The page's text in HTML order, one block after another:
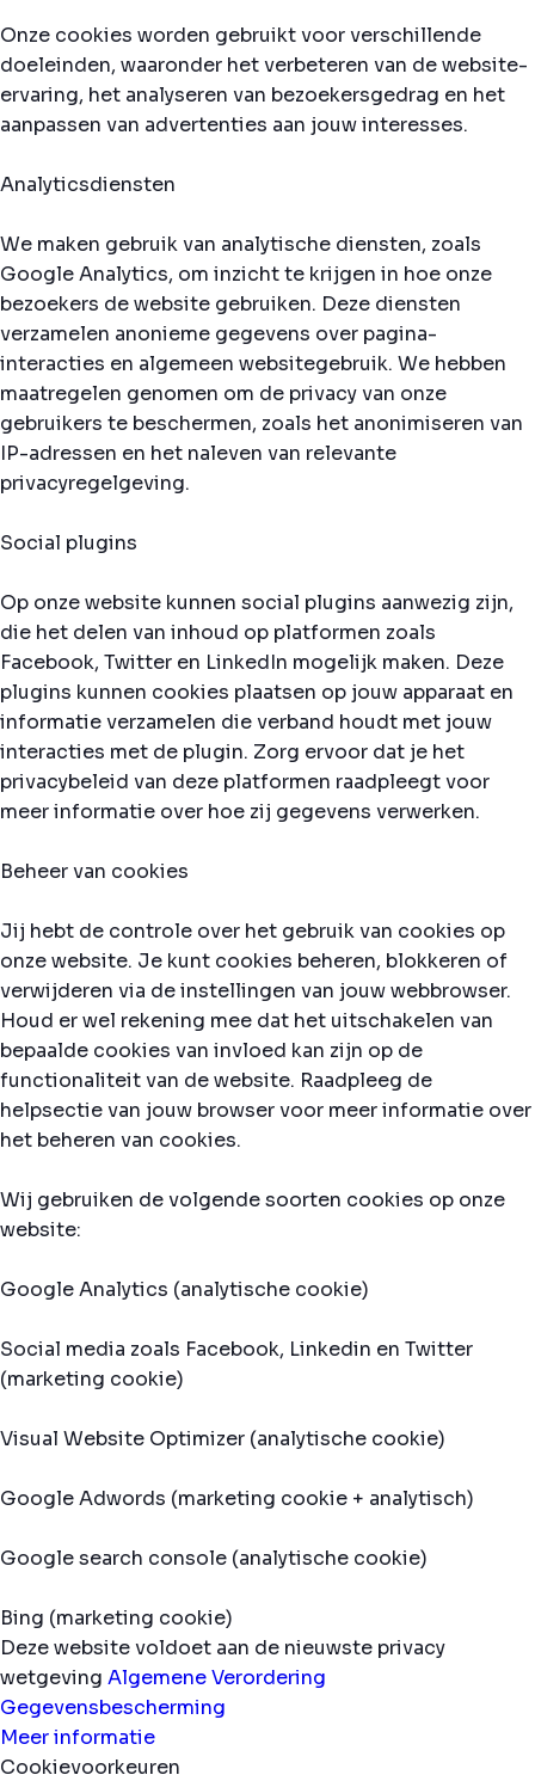
Onze cookies worden gebruikt voor verschillende
doeleinden, waaronder het verbeteren van de website-
ervaring, het analyseren van bezoekersgedrag en het
aanpassen van advertenties aan jouw interesses.
Analyticsdiensten
We maken gebruik van analytische diensten, zoals
Google Analytics, om inzicht te krijgen in hoe onze
bezoekers de website gebruiken. Deze diensten
verzamelen anonieme gegevens over pagina-
interacties en algemeen websitegebruik. We hebben
maatregelen genomen om de privacy van onze
gebruikers te beschermen, zoals het anonimiseren van
IP-adressen en het naleven van relevante
privacyregelgeving.
Social plugins
Op onze website kunnen social plugins aanwezig zijn,
die het delen van inhoud op platformen zoals
Facebook, Twitter en LinkedIn mogelijk maken. Deze
plugins kunnen cookies plaatsen op jouw apparaat en
informatie verzamelen die verband houdt met jouw
interacties met de plugin. Zorg ervoor dat je het
privacybeleid van deze platformen raadpleegt voor
meer informatie over hoe zij gegevens verwerken.
Beheer van cookies
Jij hebt de controle over het gebruik van cookies op
onze website. Je kunt cookies beheren, blokkeren of
verwijderen via de instellingen van jouw webbrowser.
Houd er wel rekening mee dat het uitschakelen van
bepaalde cookies van invloed kan zijn op de
functionaliteit van de website. Raadpleeg de
helpsectie van jouw browser voor meer informatie over
het beheren van cookies.
Wij gebruiken de volgende soorten cookies op onze
website:
Google Analytics (analytische cookie)
Social media zoals Facebook, Linkedin en Twitter
(marketing cookie)
Visual Website Optimizer (analytische cookie)
Google Adwords (marketing cookie + analytisch)
Google search console (analytische cookie)
Bing (marketing cookie)
Deze website voldoet aan de nieuwste privacy
wetgeving Algemene Verordering
Gegevensbescherming
Meer informatie
Cookievoorkeuren